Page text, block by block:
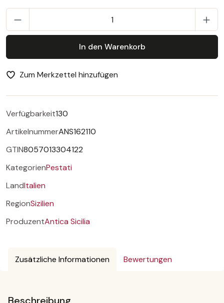
In den Warenkorb
Zum Merkzettel hinzufügen
Verfügbarkeit130
ArtikelnummerANS162110
GTIN8057013304122
KategorienPestati
LandItalien
RegionSizilien
ProduzentAntica Sicilia
Zusätzliche Informationen Bewertungen
Beschreibung